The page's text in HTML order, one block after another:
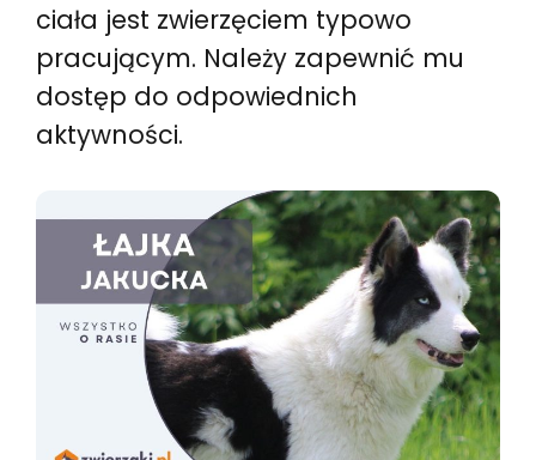
ciała jest zwierzęciem typowo
pracującym. Należy zapewnić mu
dostęp do odpowiednich
aktywności.